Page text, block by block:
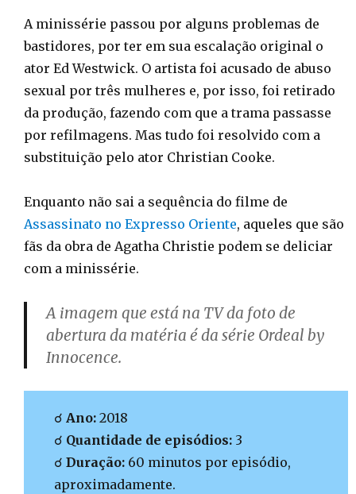
A minissérie passou por alguns problemas de
bastidores, por ter em sua escalação original o
ator Ed Westwick. O artista foi acusado de abuso
sexual por três mulheres e, por isso, foi retirado
da produção, fazendo com que a trama passasse
por refilmagens. Mas tudo foi resolvido com a
substituição pelo ator Christian Cooke.
Enquanto não sai a sequência do filme de
Assassinato no Expresso Oriente, aqueles que são
fãs da obra de Agatha Christie podem se deliciar
com a minissérie.
A imagem que está na TV da foto de
abertura da matéria é da série Ordeal by
Innocence.
☌ Ano: 2018
☌ Quantidade de episódios: 3
☌ Duração: 60 minutos por episódio,
aproximadamente.